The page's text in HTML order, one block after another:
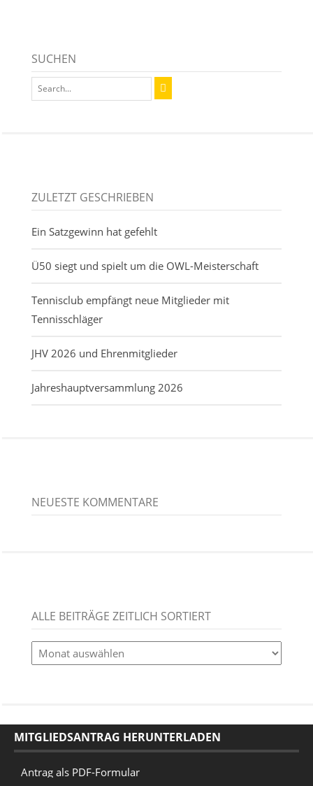
SUCHEN
ZULETZT GESCHRIEBEN
Ein Satzgewinn hat gefehlt
Ü50 siegt und spielt um die OWL-Meisterschaft
Tennisclub empfängt neue Mitglieder mit
Tennisschläger
JHV 2026 und Ehrenmitglieder
Jahreshauptversammlung 2026
NEUESTE KOMMENTARE
ALLE BEITRÄGE ZEITLICH SORTIERT
alle
Beiträge
zeitlich
MITGLIEDSANTRAG HERUNTERLADEN
Antrag als PDF-Formular